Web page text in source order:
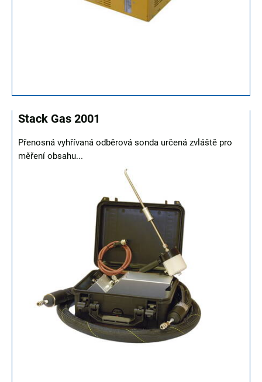
Stack Gas 2001
Přenosná vyhřívaná odběrová sonda určená zvláště pro
měření obsahu...